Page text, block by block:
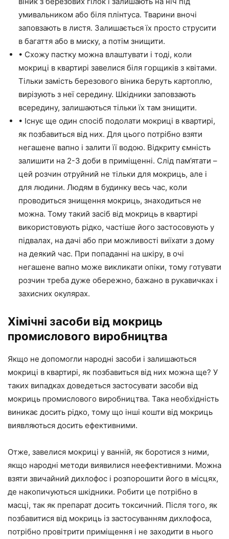
умивальником або біля плінтуса. Тварини вночі
заповзають в листя. Залишається їх просто струсити
в багаття або в миску, а потім знищити.
• Схожу пастку можна влаштувати і тоді, коли
мокриці в квартирі завелися біля горщиків з квітами.
Тільки замість березового віника беруть картоплю,
вирізують з неї середину. Шкідники заповзають
всередину, залишаються тільки їх там знищити.
• Існує ще один спосіб подолати мокриці в квартирі,
як позбавиться від них. Для цього потрібно взяти
негашене вапно і залити її водою. Відкриту ємність
залишити на 2-3 доби в приміщенні. Слід пам’ятати –
цей розчин отруйний не тільки для мокриць, але і
для людини. Людям в будинку весь час, коли
проводиться знищення мокриць, знаходиться не
можна. Тому такий засіб від мокриць в квартирі
використовують рідко, частіше його застосовують у
підвалах, на дачі або при можливості виїхати з дому
на деякий час. При попаданні на шкіру, в очі
негашене вапно може викликати опіки, тому готувати
розчин треба дуже обережно, бажано в рукавичках і
захисних окулярах.
Хімічні засоби від мокриць
промислового виробництва
Якщо не допомогли народні засоби і залишаються
мокриці в квартирі, як позбавиться від них можна ще? У
таких випадках доведеться застосувати засоби від
мокриць промислового виробництва. Така необхідність
виникає досить рідко, тому що інші кошти від мокриць
виявляються досить ефективними.
Отже, завелися мокриці у ванній, як боротися з ними,
якщо народні методи виявилися неефективними. Можна
взяти звичайний дихлофос і розпорошити його в місцях,
де накопичуються шкідники. Робити це потрібно в
масці, так як препарат досить токсичний. Після того, як
позбавитися від мокриць із застосуванням дихлофоса,
потрібно провітрити приміщення і не заходити в нього